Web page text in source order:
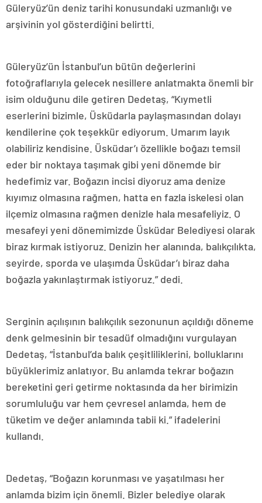
Güleryüz’ün deniz tarihi konusundaki uzmanlığı ve
arşivinin yol gösterdiğini belirtti.
Güleryüz’ün İstanbul’un bütün değerlerini
fotoğraflarıyla gelecek nesillere anlatmakta önemli bir
isim olduğunu dile getiren Dedetaş, “Kıymetli
eserlerini bizimle, Üsküdarla paylaşmasından dolayı
kendilerine çok teşekkür ediyorum. Umarım layık
olabiliriz kendisine. Üsküdar’ı özellikle boğazı temsil
eder bir noktaya taşımak gibi yeni dönemde bir
hedefimiz var. Boğazın incisi diyoruz ama denize
kıyımız olmasına rağmen, hatta en fazla iskelesi olan
ilçemiz olmasına rağmen denizle hala mesafeliyiz. O
mesafeyi yeni dönemimizde Üsküdar Belediyesi olarak
biraz kırmak istiyoruz. Denizin her alanında, balıkçılıkta,
seyirde, sporda ve ulaşımda Üsküdar’ı biraz daha
boğazla yakınlaştırmak istiyoruz.” dedi.
Serginin açılışının balıkçılık sezonunun açıldığı döneme
denk gelmesinin bir tesadüf olmadığını vurgulayan
Dedetaş, “İstanbul’da balık çeşitliliklerini, bolluklarını
büyüklerimiz anlatıyor. Bu anlamda tekrar boğazın
bereketini geri getirme noktasında da her birimizin
sorumluluğu var hem çevresel anlamda, hem de
tüketim ve değer anlamında tabii ki.” ifadelerini
kullandı.
Dedetaş, “Boğazın korunması ve yaşatılması her
anlamda bizim için önemli. Bizler belediye olarak